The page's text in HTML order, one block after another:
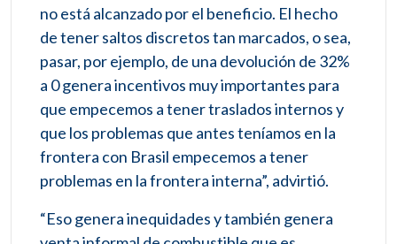
no está alcanzado por el beneficio. El hecho
de tener saltos discretos tan marcados, o sea,
pasar, por ejemplo, de una devolución de 32%
a 0 genera incentivos muy importantes para
que empecemos a tener traslados internos y
que los problemas que antes teníamos en la
frontera con Brasil empecemos a tener
problemas en la frontera interna”, advirtió.
“Eso genera inequidades y también genera